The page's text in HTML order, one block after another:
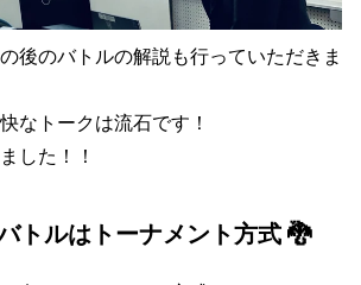
後のバトルの解説も行っていただきま
なトークは流石です！
した！！
トルはトーナメント方式 🐉